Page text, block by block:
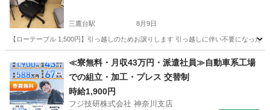
三鷹台駅 8月9日
【ローテーブル 1,500円】引っ越しのためお譲りします 引っ越しに伴い不要になっ
三鷹台駅 椅子 ニトリ
≪寮無料・月収43万円・派遣社員≫自動車系工場
での組立・加工・プレス 交替制
時給1,900円
フジ技研株式会社 神奈川支店